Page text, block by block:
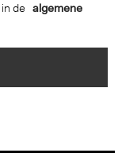
de algemene